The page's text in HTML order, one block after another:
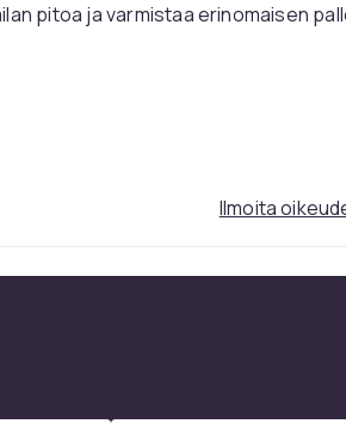
pitoa ja varmistaa erinomaisen
Ilmoita